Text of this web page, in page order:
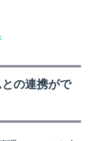
の連携がで